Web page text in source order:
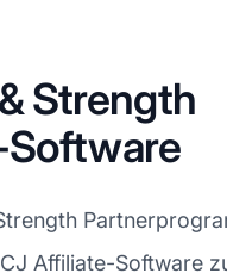
Strength
Affiliate-Software